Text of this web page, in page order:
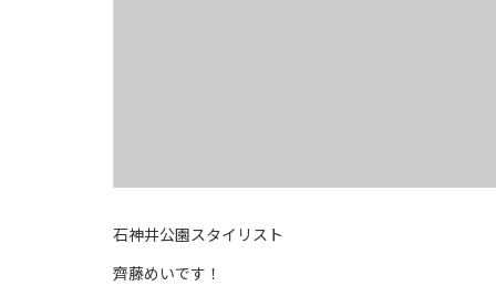
石神井公園スタイリスト
齊藤めいです！